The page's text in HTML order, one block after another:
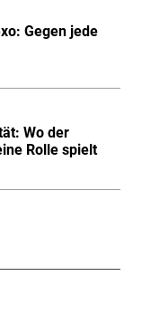
Gegen jede
Wo der
Rolle spielt